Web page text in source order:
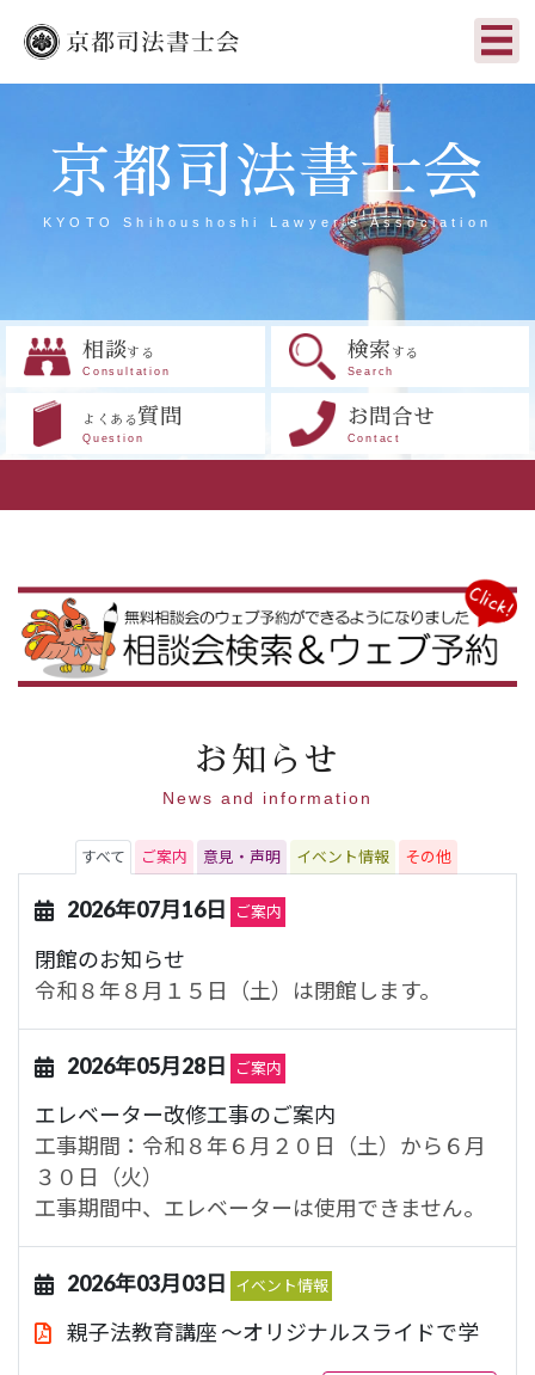
京都司法書士会
KYOTO Shihoushoshi Lawyer's Association
相談する
Consultation
検索 する
Search
よくある質問
Question
お問合せ
Contact
お知らせ
News and information
すべて ご案内 意見・声明 イベント情報 その他
2026年07月16日 ご案内
閉館のお知らせ
令和８年８月１５日（土）は閉館します。
2026年05月28日 ご案内
エレベーター改修工事のご案内
工事期間：令和８年６月２０日（土）から６月
３０日（火）
工事期間中、エレベーターは使用できません。
2026年03月03日 イベント情報
親子法教育講座 ～オリジナルスライドで学